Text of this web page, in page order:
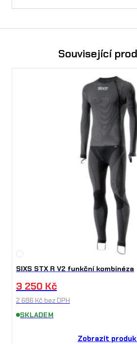
Související
SIXS STX R V2 funkční kombinéza
3 250 Kč
2 686 Kč bez DPH
SKLADEM
Zobrazit